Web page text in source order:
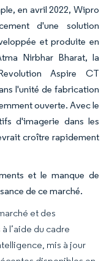
en avril 2022, Wipro
d'une solution
et produite en
Nirbhar Bharat, la
Aspire CT
l'unité de fabrication
ouverte. Avec le
d'imagerie dans les
croître rapidement
et le manque de
de ce marché.
et des
l’aide du cadre
mis à jour